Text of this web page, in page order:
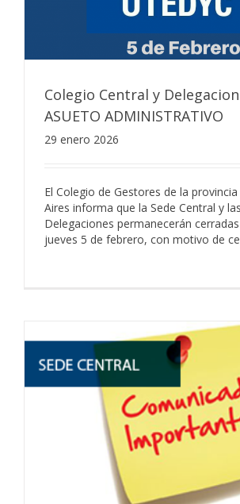
Colegio Central y
ASUETO ADMINISTRATIVO
29 enero 2026
El Colegio de Gestores de la
Aires informa que la Sede Central y las
Delegaciones permanecerán
jueves 5 de febrero, con motivo de